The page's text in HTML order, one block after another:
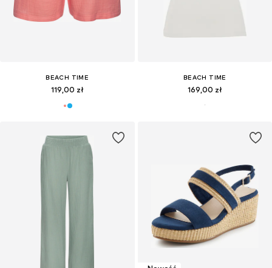
BEACH TIME
119,00 zł
BEACH TIME
169,00 zł